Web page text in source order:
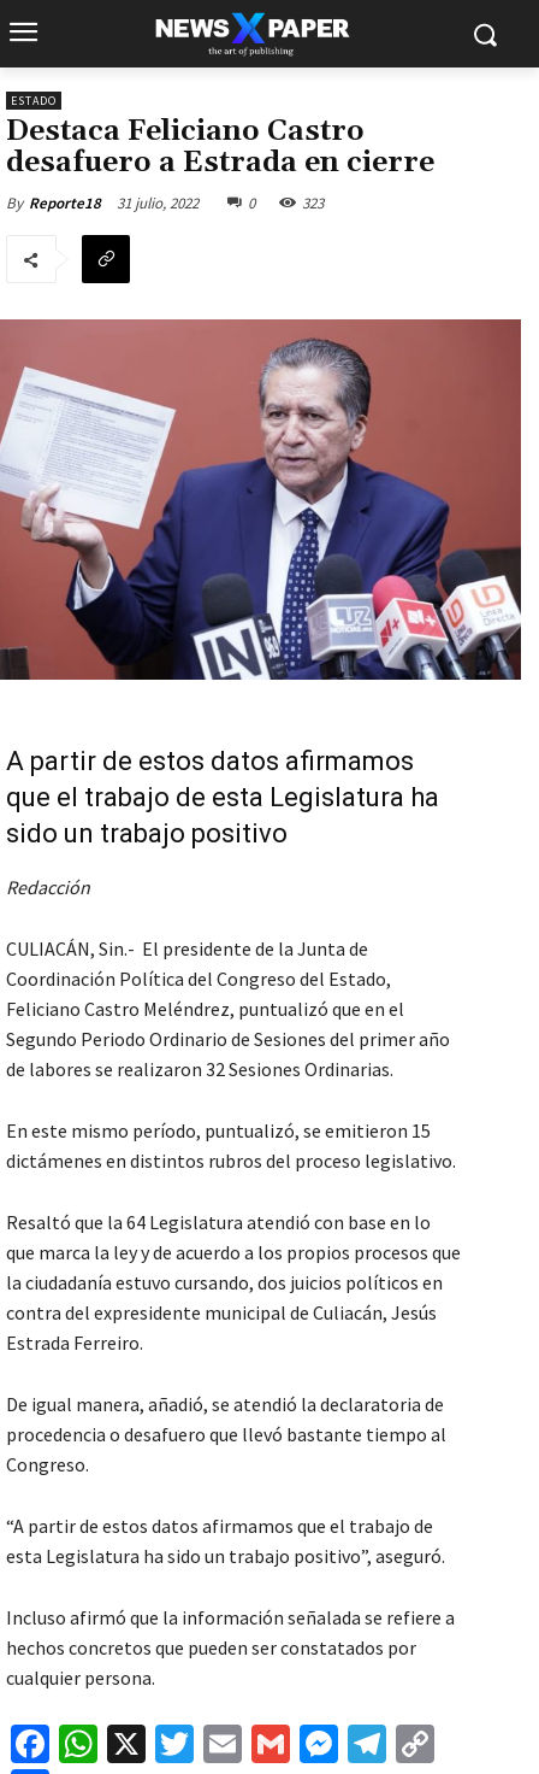
ESTADO
Destaca Feliciano Castro
desafuero a Estrada en cierre
By Reporte18 31 julio, 2022 0 323
A partir de estos datos afirmamos
que el trabajo de esta Legislatura ha
sido un trabajo positivo
Redacción
CULIACÁN, Sin.- El presidente de la Junta de
Coordinación Política del Congreso del Estado,
Feliciano Castro Meléndrez, puntualizó que en el
Segundo Periodo Ordinario de Sesiones del primer año
de labores se realizaron 32 Sesiones Ordinarias.
En este mismo período, puntualizó, se emitieron 15
dictámenes en distintos rubros del proceso legislativo.
Resaltó que la 64 Legislatura atendió con base en lo
que marca la ley y de acuerdo a los propios procesos que
la ciudadanía estuvo cursando, dos juicios políticos en
contra del expresidente municipal de Culiacán, Jesús
Estrada Ferreiro.
De igual manera, añadió, se atendió la declaratoria de
procedencia o desafuero que llevó bastante tiempo al
Congreso.
“A partir de estos datos afirmamos que el trabajo de
esta Legislatura ha sido un trabajo positivo”, aseguró.
Incluso afirmó que la información señalada se refiere a
hechos concretos que pueden ser constatados por
cualquier persona.
Fa W X
T
E
G
M Te